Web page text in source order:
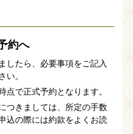
約へ
したら、必要事項をご記入
い。
点で正式予約となります。
つきましては、所定の手数
込の際には約款をよくお読